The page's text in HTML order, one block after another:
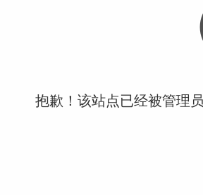
抱歉！该站点已经被管理